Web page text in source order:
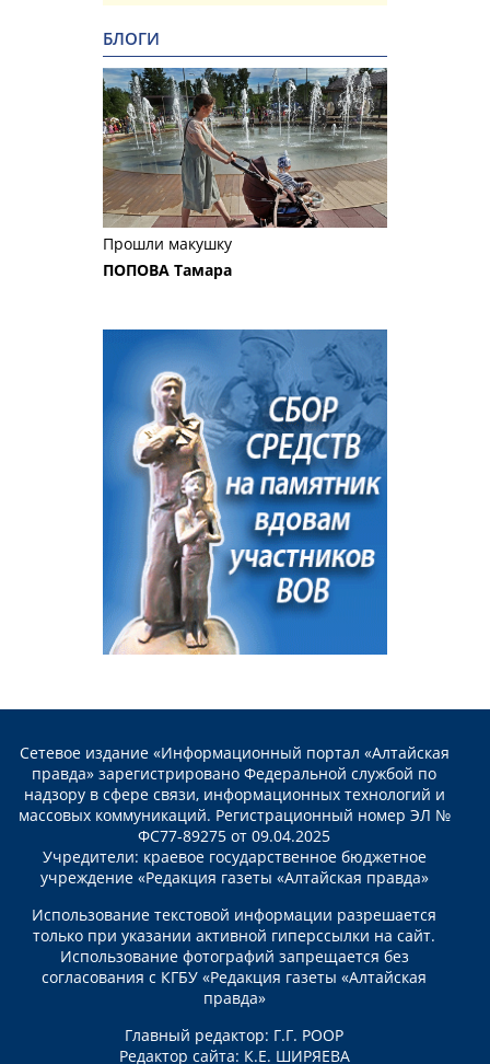
БЛОГИ
Прошли макушку
ПОПОВА Тамара
Сетевое издание «Информационный портал «Алтайская
правда» зарегистрировано Федеральной службой по
надзору в сфере связи, информационных технологий и
массовых коммуникаций. Регистрационный номер ЭЛ №
ФС77-89275 от 09.04.2025
Учредители: краевое государственное бюджетное
учреждение «Редакция газеты «Алтайская правда»
Использование текстовой информации разрешается
только при указании активной гиперссылки на сайт.
Использование фотографий запрещается без
согласования с КГБУ «Редакция газеты «Алтайская
правда»
Главный редактор: Г.Г. РООР
Редактор сайта: К.Е. ШИРЯЕВА